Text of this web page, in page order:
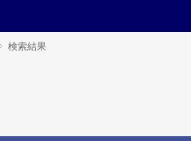
検索結果